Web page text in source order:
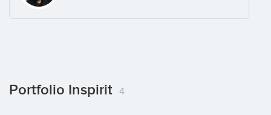
Portfolio Inspirit 4